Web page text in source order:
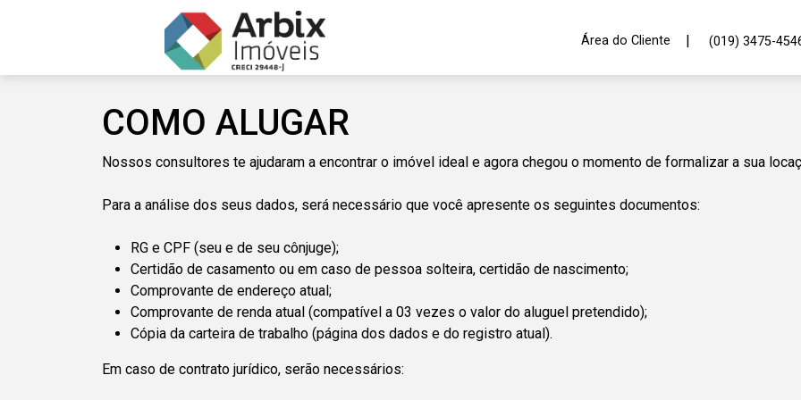
Área do Cliente | (019) 3475-
COMO ALUGAR
Nossos consultores te ajudaram a encontrar o imóvel ideal e agora chegou o momento de formalizar a sua
Para a análise dos seus dados, será necessário que você apresente os seguintes documentos:
RG e CPF (seu e de seu cônjuge);
Certidão de casamento ou em caso de pessoa solteira, certidão de nascimento;
Comprovante de endereço atual;
Comprovante de renda atual (compatível a 03 vezes o valor do aluguel pretendido);
Cópia da carteira de trabalho (página dos dados e do registro atual).
Em caso de contrato jurídico, serão necessários: